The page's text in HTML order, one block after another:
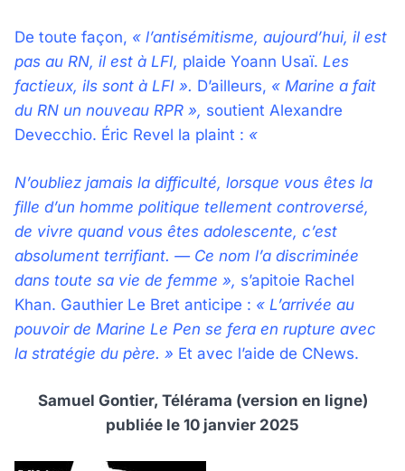
De toute façon, « l’antisémitisme, aujourd’hui, il est
pas au RN, il est à LFI, plaide Yoann Usaï. Les
factieux, ils sont à LFI ». D’ailleurs, « Marine a fait
du RN un nouveau RPR », soutient Alexandre
Devecchio. Éric Revel la plaint : «
N’oubliez jamais la difficulté, lorsque vous êtes la
fille d’un homme politique tellement controversé,
de vivre quand vous êtes adolescente, c’est
absolument terrifiant. — Ce nom l’a discriminée
dans toute sa vie de femme », s’apitoie Rachel
Khan. Gauthier Le Bret anticipe : « L’arrivée au
pouvoir de Marine Le Pen se fera en rupture avec
la stratégie du père. » Et avec l’aide de CNews.
Samuel Gontier, Télérama (version en ligne)
publiée le 10 janvier 2025